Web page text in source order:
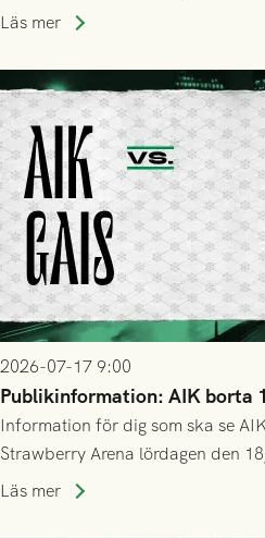
trupp till matchen:
Läs mer
2026-07-17 9:00
Publikinformation: AIK borta
Information för dig som ska se
Strawberry Arena lördagen den
Läs mer